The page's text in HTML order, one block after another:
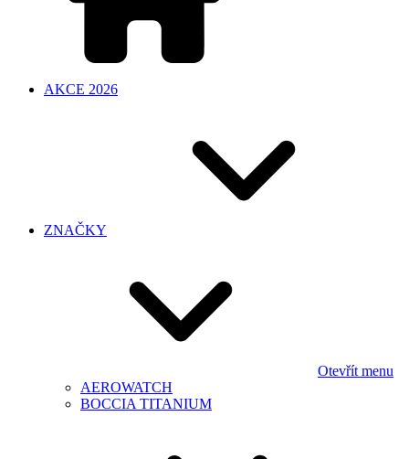
AKCE 2026
ZNAČKY
Otevřít menu
AEROWATCH
BOCCIA TITANIUM